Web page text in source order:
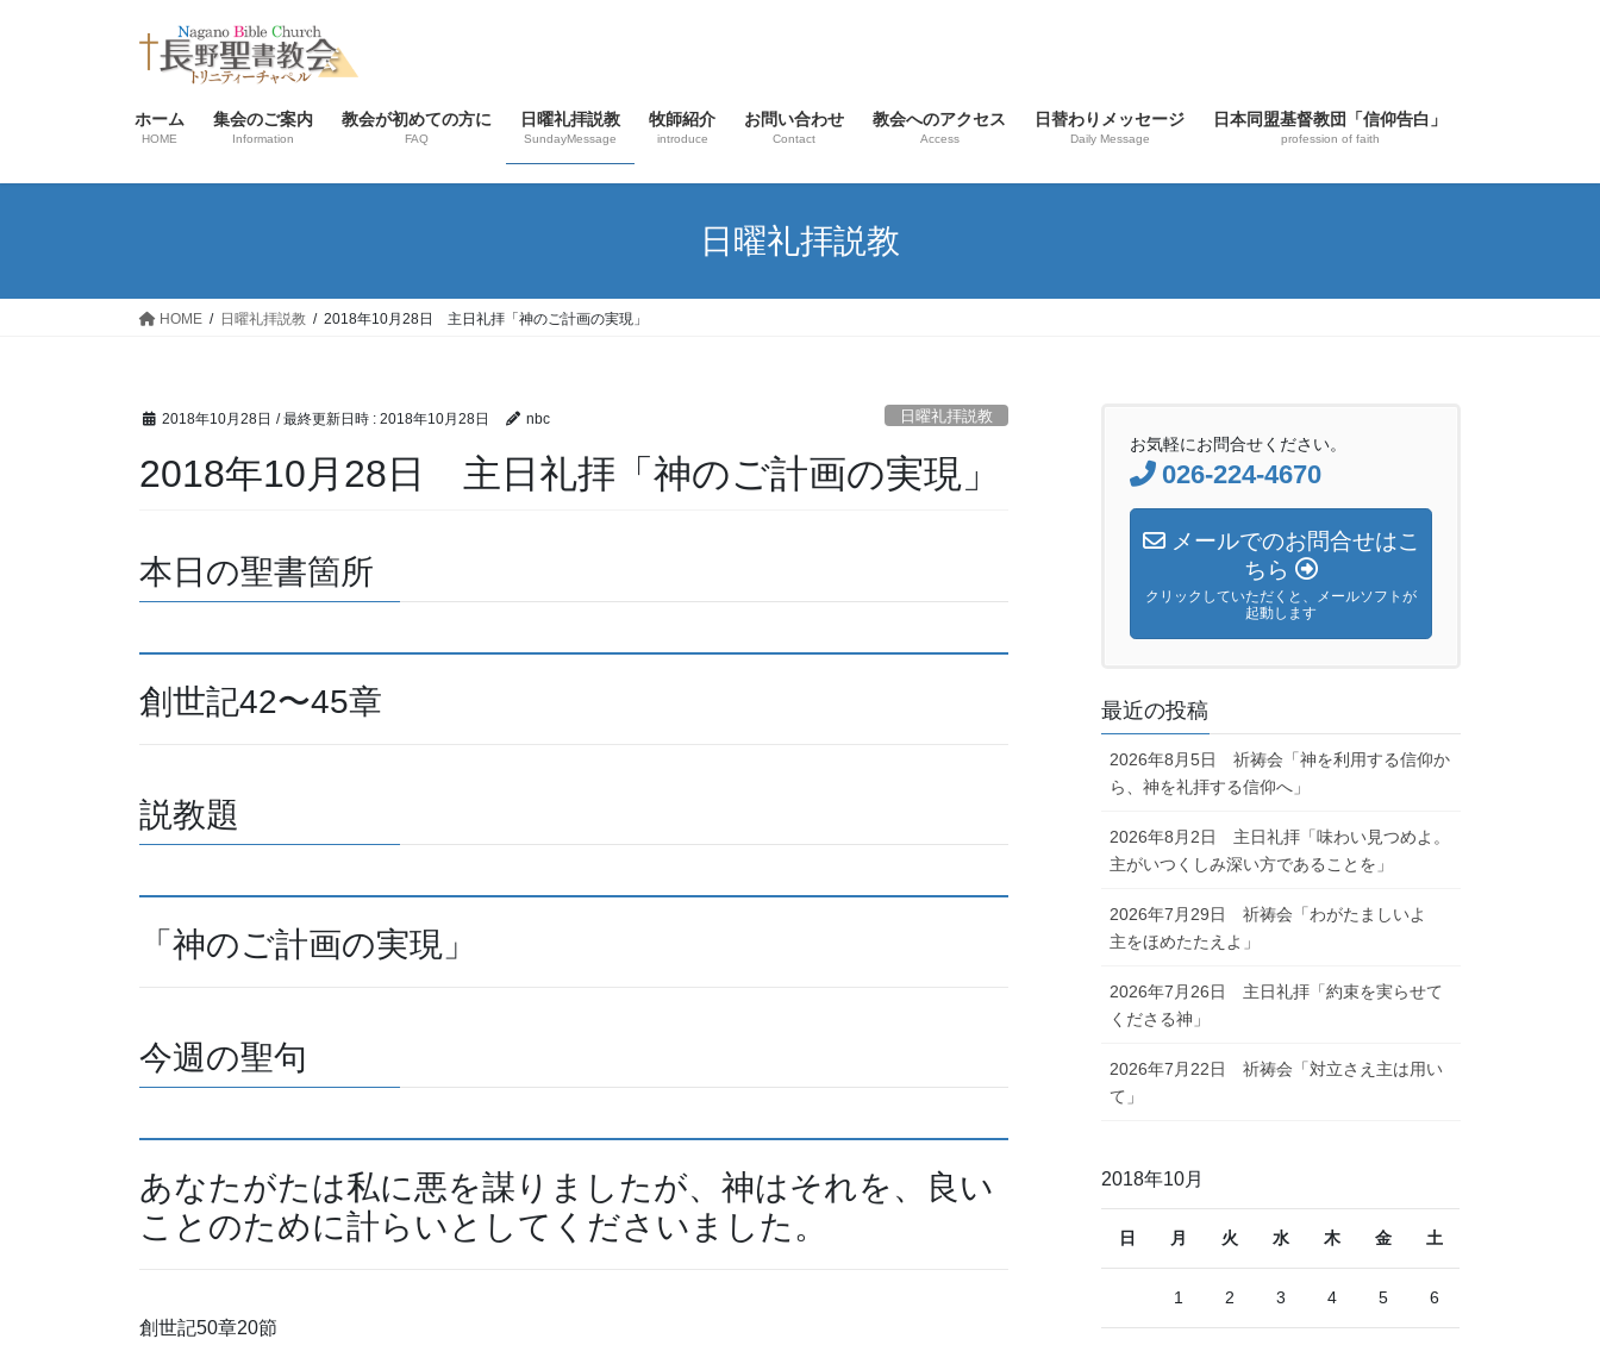
ス
ン
ホーム
HOME
集会のご案内
Information
教会が初めての方に
FAQ
日曜礼拝説教
SundayMessage
牧師紹介
introduce
お問い合わせ
Contact
教会へのアクセス
Access
日替わりメッセージ
Daily Message
日本同盟基督教団「信仰告白」
profession of faith
日曜礼拝説教
HOME 日曜礼拝説教 2018年10月28日 主日礼拝「神のご計画の実現」
2018年10月28日 / 最終更新日時 : 2018年10月28日 nbc 日曜礼拝説教
2018年10月28日 主日礼拝「神のご計画の実現」
本日の聖書箇所
創世記42〜45章
説教題
「神のご計画の実現」
今週の聖句
あなたがたは私に悪を謀りましたが、神はそれを、良い
ことのために計らいとしてくださいました。
創世記50章20節
お気軽にお問合せください。
026-224-4670
メールでのお問合せはこ
ちら
クリックしていただくと、メールソフトが
起動します
最近の投稿
2026年8月5日 祈祷会「神を利用する信仰か
ら、神を礼拝する信仰へ」
2026年8月2日 主日礼拝「味わい見つめよ。
主がいつくしみ深い方であることを」
2026年7月29日 祈祷会「わがたましいよ
主をほめたたえよ」
2026年7月26日 主日礼拝「約束を実らせて
くださる神」
2026年7月22日 祈祷会「対立さえ主は用い
て」
2018年10月
日 月 火 水 木 金 土
1 2 3 4 5 6